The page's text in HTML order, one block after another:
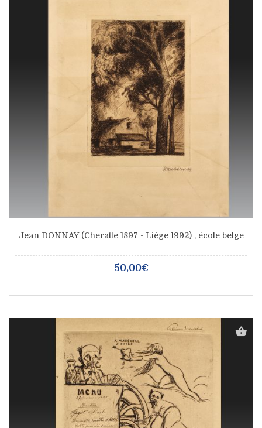
Jean DONNAY (Cheratte 1897 - Liège 1992) , école belge
50,00€